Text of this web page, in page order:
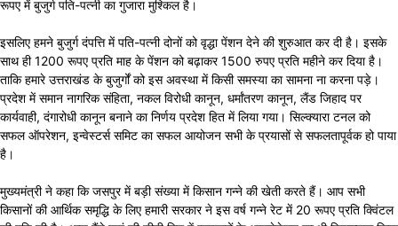
रूपए में बुजुर्ग पति-पत्नी का गुजारा मुश्किल है।
इसलिए हमने बुजुर्ग दंपत्ति में पति-पत्नी दोनों को वृद्धा पेंशन देने की शुरुआत कर दी है। इसके
साथ ही 1200 रूपए प्रति माह के पेंशन को बढ़ाकर 1500 रुपए प्रति महीने कर दिया है।
ताकि हमारे उत्तराखंड के बुजुर्गों को इस अवस्था में किसी समस्या का सामना ना करना पड़े।
प्रदेश में समान नागरिक संहिता, नकल विरोधी कानून, धर्मांतरण कानून, लैंड जिहाद पर
कार्यवाही, दंगारोधी कानून बनाने का निर्णय प्रदेश हित में लिया गया। सिल्क्यारा टनल को
सफल ऑपरेशन, इन्वेस्टर्स समिट का सफल आयोजन सभी के प्रयासों से सफलतापूर्वक हो पाया
है।
मुख्यमंत्री ने कहा कि जसपुर में बड़ी संख्या में किसान गन्ने की खेती करते हैं। आप सभी
किसानों की आर्थिक समृद्धि के लिए हमारी सरकार ने इस वर्ष गन्ने रेट में 20 रूपए प्रति क्विंटल